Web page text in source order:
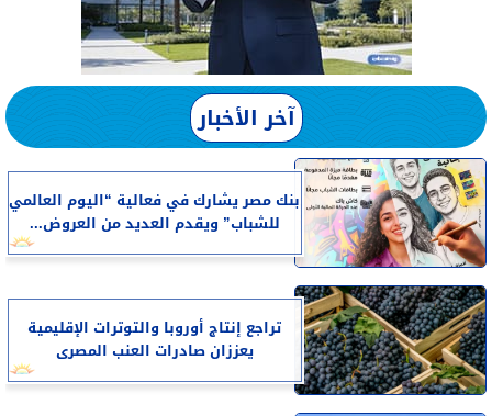
آخر الأخبار
بنك مصر يشارك في فعالية “اليوم العالمي
للشباب” ويقدم العديد من العروض...
تراجع إنتاج أوروبا والتوترات الإقليمية
يعززان صادرات العنب المصرى